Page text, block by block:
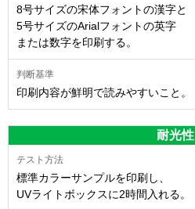
8号サイズの宋体フォントの漢字と
5号サイズのArialフォントの英字
または数字を印刷する。
印刷内容が鮮明で読みやすいこと。
耐光性
標準カラーサンプルを印刷し、
UVライトボックスに2時間入れる。